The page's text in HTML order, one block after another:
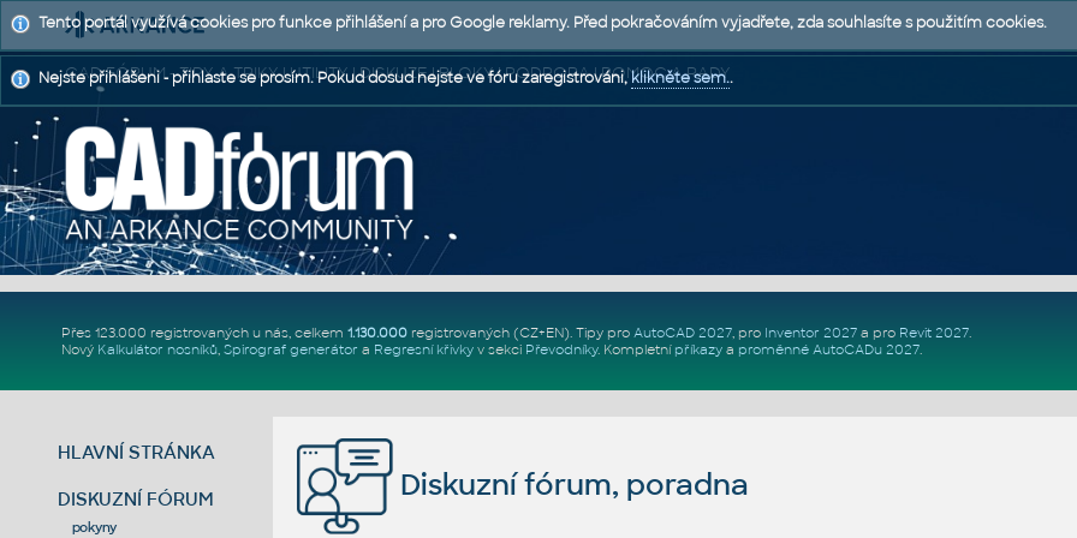
CAD FÓRUM - TIPY A TRIKY | UTILITY | DISKUZE | BLOKY | PODPORA | POMOC A RADY
Přes 123.000 registrovaných u nás, celkem 1.130.000registrovaných (CZ+EN). Tipy pro AutoCAD 2027, pro Inventor 2027a pro Revit 2027.
Nový Kalkulátor nosníků, Spirograf generátor a Regresní křivkyv sekci Převodníky. Kompletní příkazya proměnné AutoCADu 2027.
HLAVNÍ STRÁNKA
DISKUZNÍ FÓRUM
pokyny
Diskuzní fórum, poradna
Tento portál využívá cookies pro funkce přihlášení a pro Google reklamy. Před pokračováním vyjadřete, zda souhlasíte s použitím cookies.
Nejste přihlášeni - přihlaste se prosím. Pokud dosud nejste ve fóru zaregistrováni,klikněte sem..